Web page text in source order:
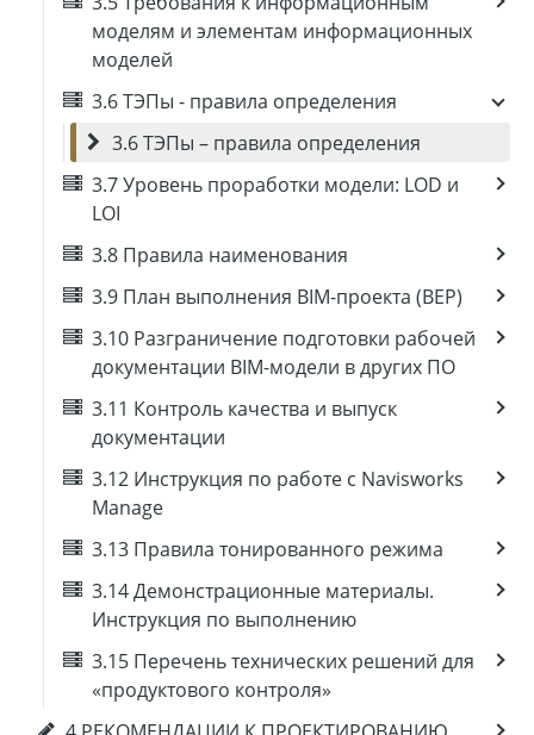
моделям и элементам информационных
моделей
3.6 ТЭПы - правила определения
3.6 ТЭПы – правила определения
3.7 Уровень проработки модели: LOD и
LOI
3.8 Правила наименования
3.9 План выполнения BIM-проекта (BEP)
3.10 Разграничение подготовки рабочей
документации BIM-модели в других ПО
3.11 Контроль качества и выпуск
документации
3.12 Инструкция по работе с Navisworks
Manage
3.13 Правила тонированного режима
3.14 Демонстрационные материалы.
Инструкция по выполнению
3.15 Перечень технических решений для
«продуктового контроля»